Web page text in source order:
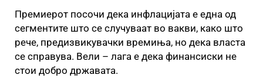
Премиерот посочи дека инфлацијата е една од
сегментите што се случуваат во вакви, како што
рече, предизвикувачки времиња, но дека власта
се справува. Вели – лага е дека финансиски не
стои добро државата.